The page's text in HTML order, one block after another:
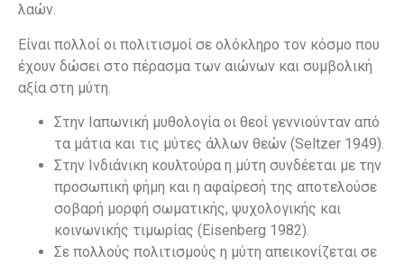
λαών.
Είναι πολλοί οι πολιτισμοί σε ολόκληρο τον κόσμο που
έχουν δώσει στο πέρασμα των αιώνων και συμβολική
αξία στη μύτη.
Στην Ιαπωνική μυθολογία οι θεοί γεννιούνταν από
τα μάτια και τις μύτες άλλων θεών (Seltzer 1949).
Στην Ινδιάνικη κουλτούρα η μύτη συνδέεται με την
προσωπική φήμη και η αφαίρεσή της αποτελούσε
σοβαρή μορφή σωματικής, ψυχολογικής και
κοινωνικής τιμωρίας (Eisenberg 1982).
Σε πολλούς πολιτισμούς η μύτη απεικονίζεται σε